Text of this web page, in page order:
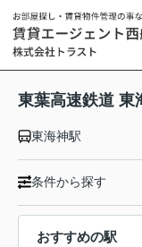
東葉高速鉄道 東
東海神駅
条件から探す
おすすめの駅